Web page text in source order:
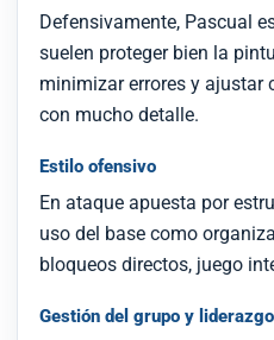
Defensivamente, Pascual
suelen proteger bien la
minimizar errores y ajustar
con mucho detalle.
Estilo ofensivo
En ataque apuesta por
uso del base como
bloqueos directos, juego
Gestión del grupo y liderazgo